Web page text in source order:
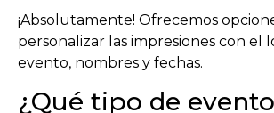
¡Absolutamente! Ofrecemos
personalizar las impresiones con el
evento, nombres y fechas.
¿Qué tipo de